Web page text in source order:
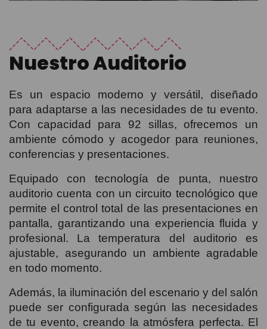
Nuestro Auditorio
Es un espacio moderno y versátil, diseñado
para adaptarse a las necesidades de tu evento.
Con capacidad para 92 sillas, ofrecemos un
ambiente cómodo y acogedor para reuniones,
conferencias y presentaciones.
Equipado con tecnología de punta, nuestro
auditorio cuenta con un circuito tecnológico que
permite el control total de las presentaciones en
pantalla, garantizando una experiencia fluida y
profesional. La temperatura del auditorio es
ajustable, asegurando un ambiente agradable
en todo momento.
Además, la iluminación del escenario y del salón
puede ser configurada según las necesidades
de tu evento, creando la atmósfera perfecta. El